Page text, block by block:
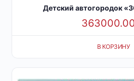
Детский автогородок
В КОРЗИНУ